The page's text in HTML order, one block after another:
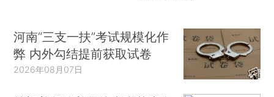
河南“三支一扶”考试规模化作
弊 内外勾结提前获取试卷
2026年08月07日